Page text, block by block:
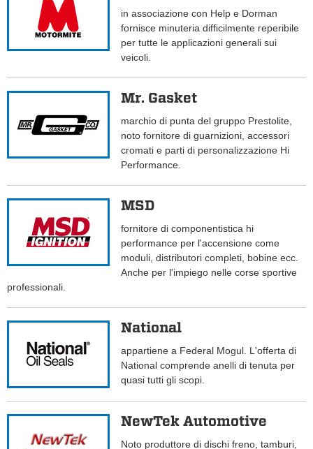
in associazione con Help e Dorman
fornisce minuteria difficilmente reperibile
per tutte le applicazioni generali sui
veicoli.
Mr. Gasket
marchio di punta del gruppo Prestolite,
noto fornitore di guarnizioni, accessori
cromati e parti di personalizzazione Hi
Performance.
MSD
fornitore di componentistica hi
performance per l'accensione come
moduli, distributori completi, bobine ecc.
Anche per l'impiego nelle corse sportive
professionali.
National
appartiene a Federal Mogul. L'offerta di
National comprende anelli di tenuta per
quasi tutti gli scopi.
NewTek Automotive
Noto produttore di dischi freno, tamburi,